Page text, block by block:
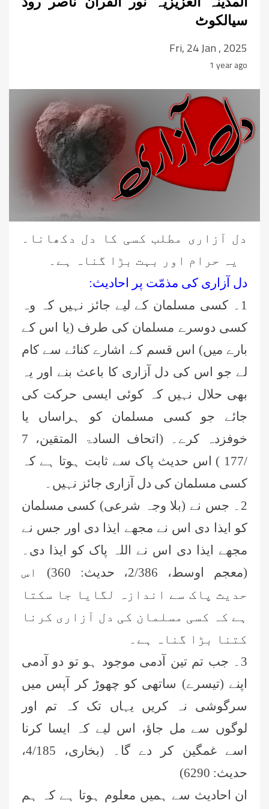
سیالکوٹ
Fri, 24 Jan , 2025
1 year ago
دل آزاری مطلب کسی کا دل دکھانا۔
یہ حرام اور بہت بڑا گناہ ہے۔
دل آزاری کی مذمّت پر احادیث:
1۔ کسی مسلمان کے لیے جائز نہیں کہ وہ
کسی دوسرے مسلمان کی طرف (یا اس کے
بارے میں) اس قسم کے اشارے کنائے سے کام
لے جو اس کی دل آزاری کا باعث بنے اور یہ
بھی حلال نہیں کہ کوئی ایسی حرکت کی
جائے جو کسی مسلمان کو ہراساں یا
خوفزدہ کرے۔ (اتحاف السادۃ المتقین، 7
/177 ) اس حدیث پاک سے ثابت ہوتا ہے کہ
کسی مسلمان کی دل آزاری جائز نہیں۔
2۔ جس نے (بلا وجہ شرعی) کسی مسلمان
کو ایذا دی اس نے مجھے ایذا دی اور جس نے
مجھے ایذا دی اس نے اللہ پاک کو ایذا دی۔
(معجم اوسط، 2/386، حدیث: 360) اس
حدیث پاک سے اندازہ لگایا جا سکتا
ہے کہ کسی مسلمان کی دل آزاری کرنا
کتنا بڑا گناہ ہے۔
3۔ جب تم تین آدمی موجود ہو تو دو آدمی
اپنے (تیسرے) ساتھی کو چھوڑ کر آپس میں
سرگوشی نہ کریں یہاں تک کہ تم اور
لوگوں سے مل جاؤ، اس لیے کہ ایسا کرنا
اسے غمگین کر دے گا۔ (بخاری، 4/185،
حدیث: 6290)
ان احادیث سے ہمیں معلوم ہوتا ہے کہ ہم